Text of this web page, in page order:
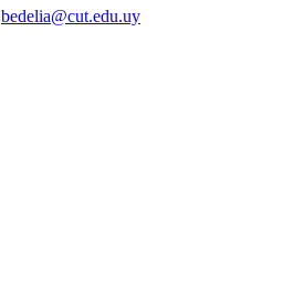
bedelia@cut.edu.uy